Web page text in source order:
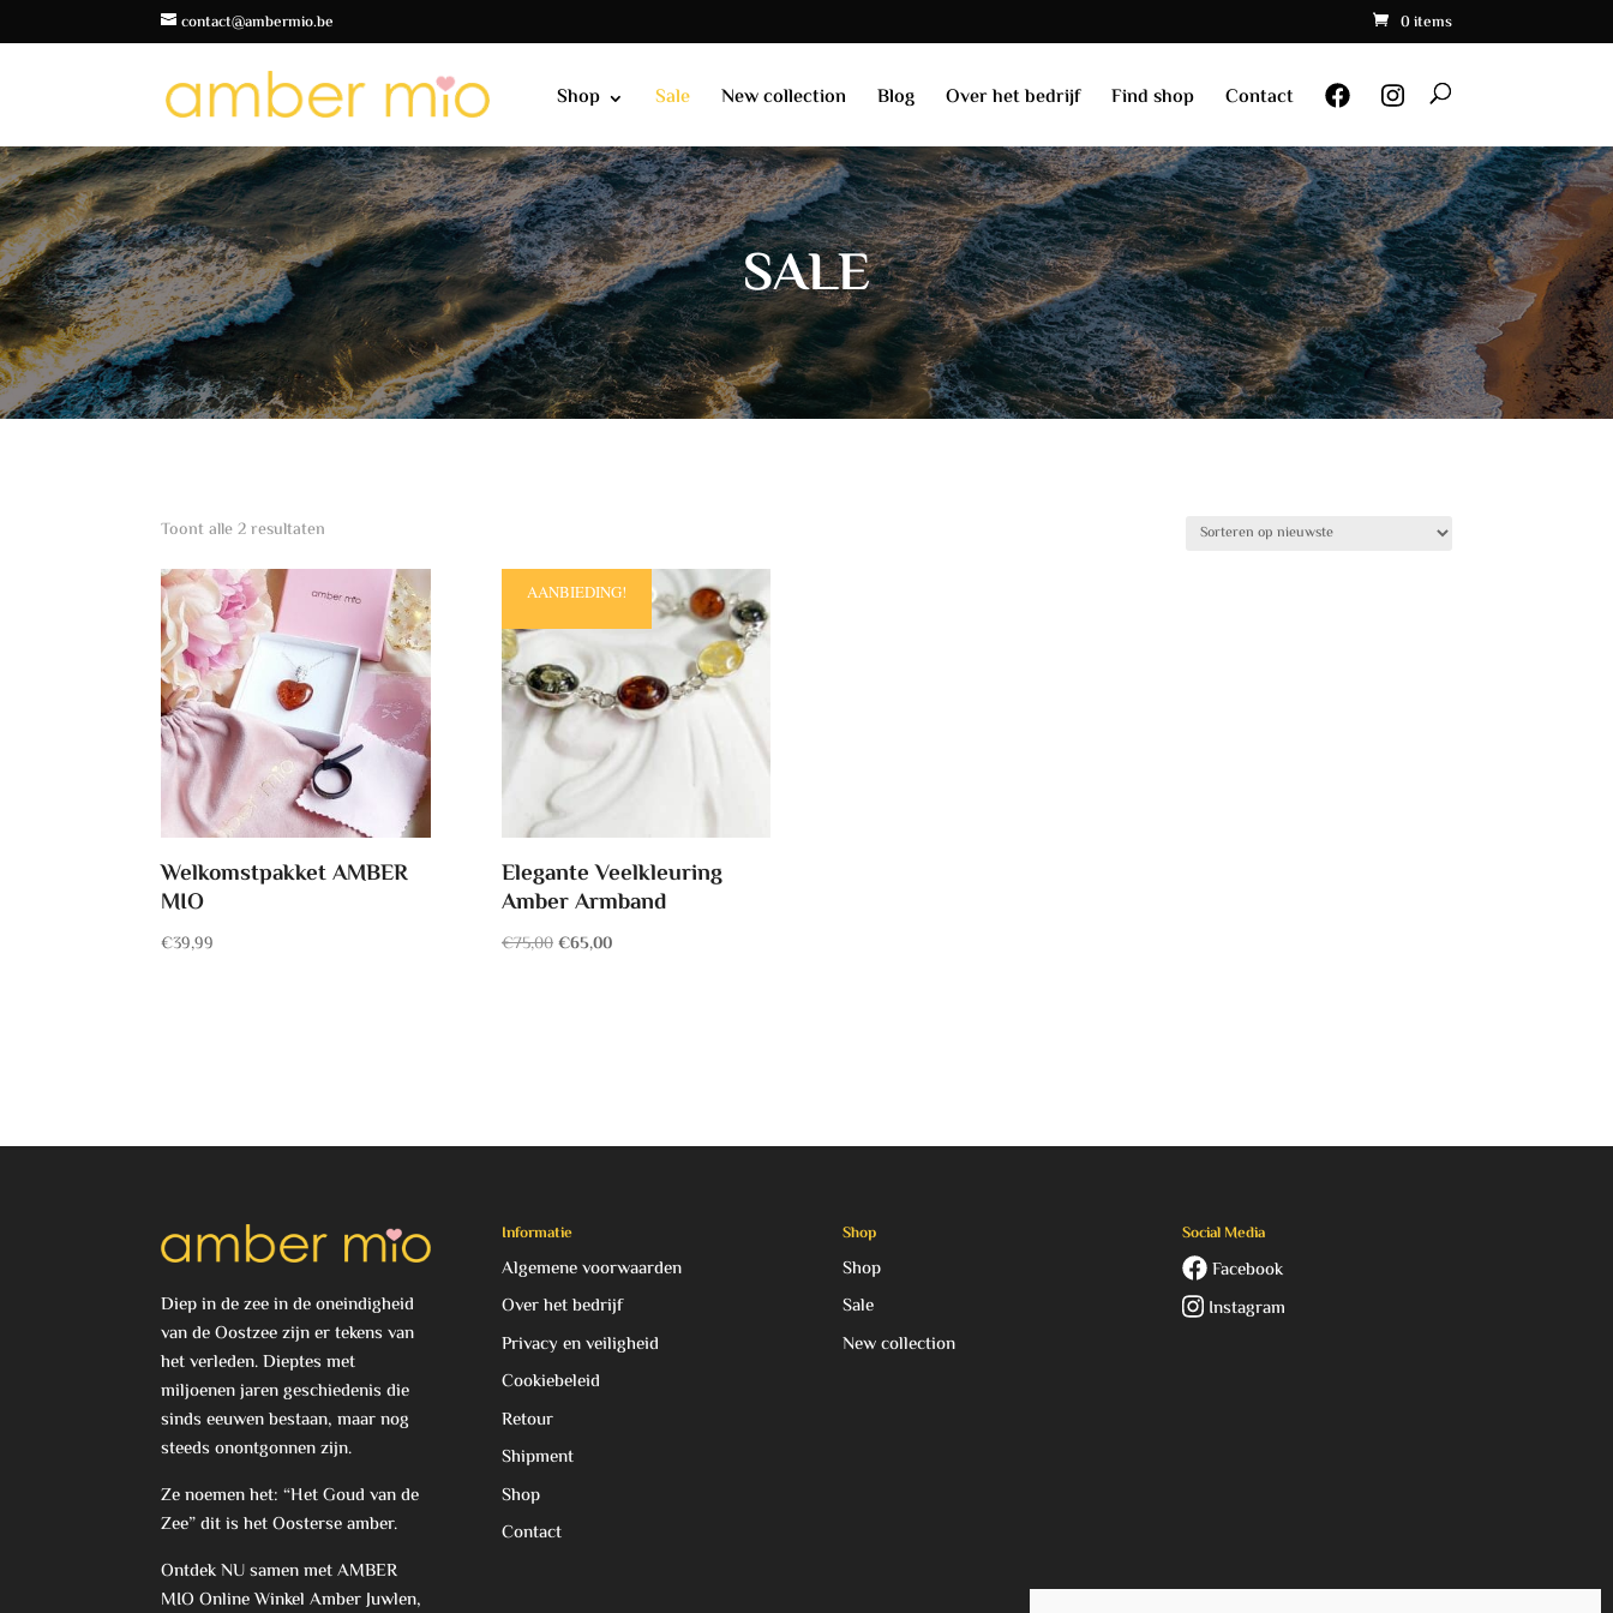
contact@ambermio.be 0 items
Shop Sale New collection Blog Over het bedrijf Find shop Contact
SALE
Toont alle 2 resultaten
nieuwste
Welkomstpakket AMBER
MIO
€39,99
AANBIEDING!
Elegante Veelkleuring
Amber Armband
€75,00Oorspronkelijke
€65,00Huidige
Diep in de zee in de oneindigheid
van de Oostzee zijn er tekens van
het verleden. Dieptes met
miljoenen jaren geschiedenis die
sinds eeuwen bestaan, maar nog
steeds onontgonnen zijn.
Ze noemen het: “Het Goud van de
Zee” dit is het Oosterse amber.
Ontdek NU samen met AMBER
MIO Online Winkel Amber Juwlen,
Informatie
Algemene voorwaarden
Over het bedrijf
Privacy en veiligheid
Cookiebeleid
Retour
Shipment
Shop
Contact
Shop
Shop
Sale
New collection
Social Media
Facebook
Instagram